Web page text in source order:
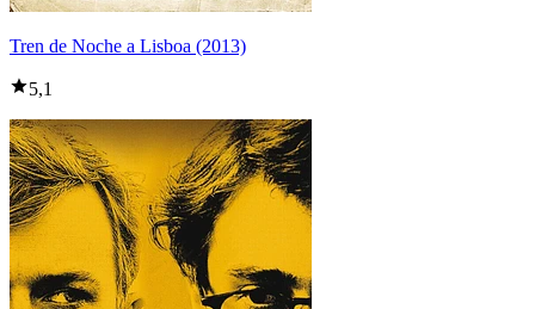
Tren de Noche a Lisboa (2013)
5,1